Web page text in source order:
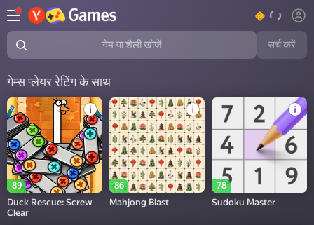
गेम या शैली खोजें सर्च करें
गेम्स प्लेयर रेटिंग के साथ
89
Duck Rescue: Screw
Clear
86
Mahjong Blast
78
Sudoku Master